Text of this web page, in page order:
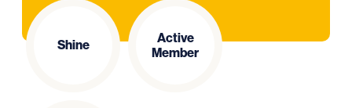
Shine
Active
Member